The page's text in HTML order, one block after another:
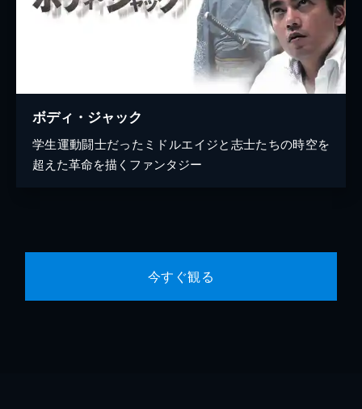
ボディ・ジャック
学生運動闘士だったミドルエイジと志士たちの時空を
超えた革命を描くファンタジー
今すぐ観る